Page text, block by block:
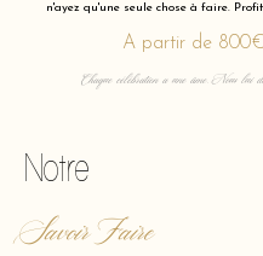
n'ayez qu'une seule chose à faire.
A partir de 800€
Chaque célébration a une âme. Nous lui
Notre
Savoir Faire